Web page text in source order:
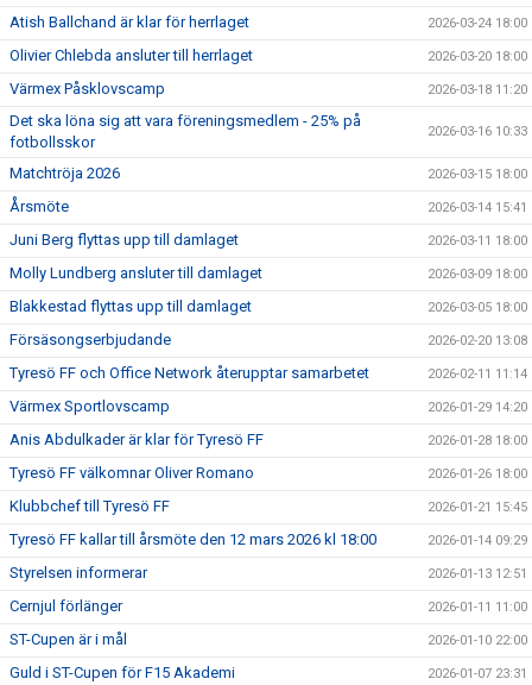
Atish Ballchand är klar för herrlaget 2026-03-24 18:00
Olivier Chlebda ansluter till herrlaget 2026-03-20 18:00
Värmex Påsklovscamp 2026-03-18 11:20
Det ska löna sig att vara föreningsmedlem - 25% på
fotbollsskor
2026-03-16 10:33
Matchtröja 2026 2026-03-15 18:00
Årsmöte 2026-03-14 15:41
Juni Berg flyttas upp till damlaget 2026-03-11 18:00
Molly Lundberg ansluter till damlaget 2026-03-09 18:00
Blakkestad flyttas upp till damlaget 2026-03-05 18:00
Försäsongserbjudande 2026-02-20 13:08
Tyresö FF och Office Network återupptar samarbetet 2026-02-11 11:14
Värmex Sportlovscamp 2026-01-29 14:20
Anis Abdulkader är klar för Tyresö FF 2026-01-28 18:00
Tyresö FF välkomnar Oliver Romano 2026-01-26 18:00
Klubbchef till Tyresö FF 2026-01-21 15:45
Tyresö FF kallar till årsmöte den 12 mars 2026 kl 18:00 2026-01-14 09:29
Styrelsen informerar 2026-01-13 12:51
Cernjul förlänger 2026-01-11 11:00
ST-Cupen är i mål 2026-01-10 22:00
Guld i ST-Cupen för F15 Akademi 2026-01-07 23:31